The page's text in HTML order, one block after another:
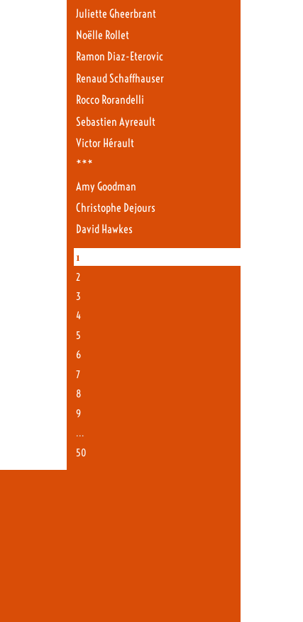
Juliette Gheerbrant
Noëlle Rollet
Ramon Diaz-Eterovic
Renaud Schaffhauser
Rocco Rorandelli
Sebastien Ayreault
Victor Hérault
***
Amy Goodman
Christophe Dejours
David Hawkes
1
2
3
4
5
6
7
8
9
…
50